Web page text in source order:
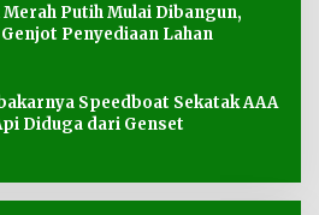
Putih Mulai Dibangun,
Penyediaan Lahan
Speedboat Sekatak AAA
Diduga dari Genset